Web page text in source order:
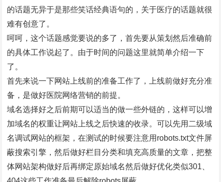
的话题无异于是那些笑话经典语句的，关于医疗的话题就很
难有创意了。
呵呵，这个话题感觉要说的多了，首先要从策划然后准确前
的具体工作说起了。由于时间的问题这里就简单介绍一下
了。
首先来说一下网站上线前的准备工作了，上线前做好充分准
备，是做好医院网络营销的前提。
域名选择好之后前期可以适当的做一些外链的，这样可以增
加域名的权重让网站上线之后快速的收录。可以先用二级域
名调试网站的框架，在测试的时候要注意用robots.txt文件屏
蔽搜索引擎，然后做好栏目分类和填充高质量的文章，把整
体网站架构做好后再绑定原始域名然后做好优化类似301、